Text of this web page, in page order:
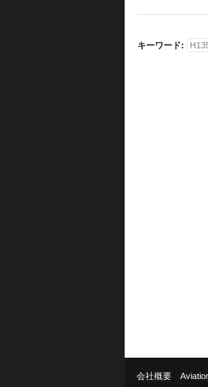
キーワード:
会社概要